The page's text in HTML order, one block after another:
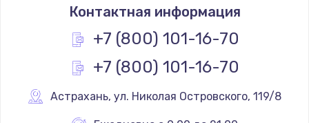
Замена таймера
Заказать
Контактная информация
+7 (800) 101-16-70
+7 (800) 101-16-70
Астрахань, ул. Николая Островского, 119/8